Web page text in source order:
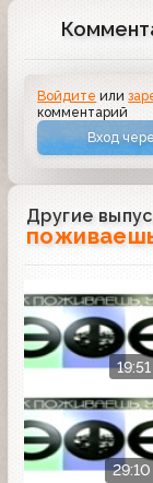
Войдите или
комментарий
Вход
Другие
19:51
29:10